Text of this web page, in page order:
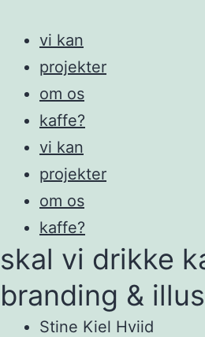
vi kan
projekter
om os
kaffe?
vi kan
projekter
om os
kaffe?
skal vi drikke
branding &
Stine Kiel Hviid